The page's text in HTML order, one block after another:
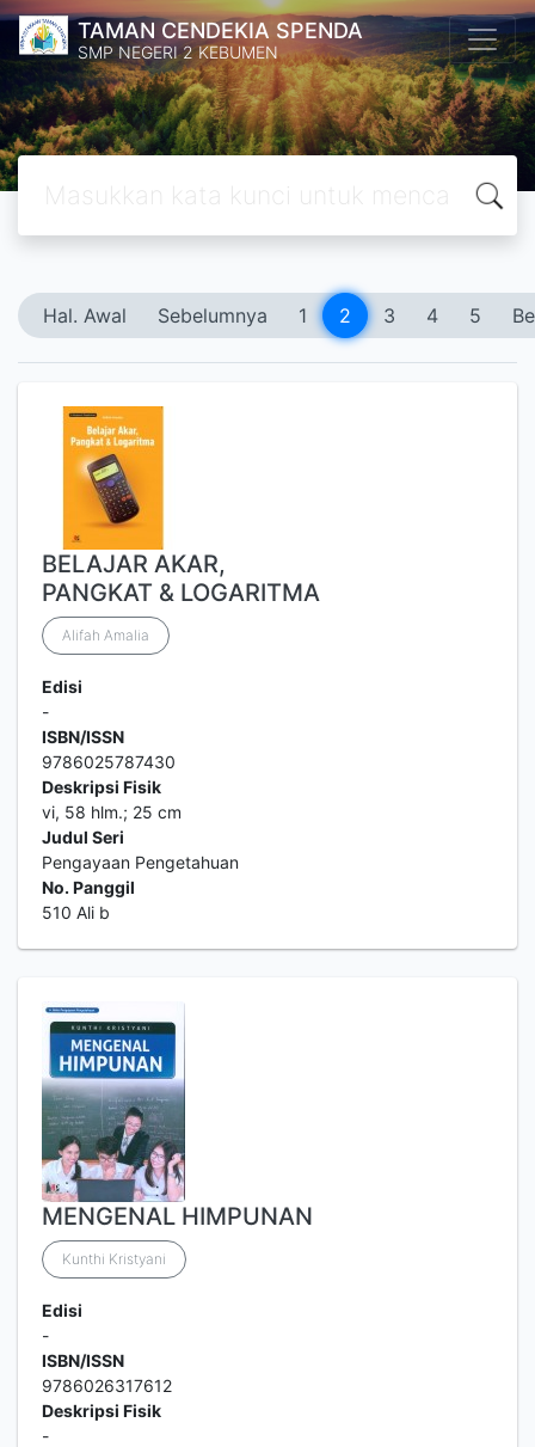
TAMAN CENDEKIA SPENDA
SMP NEGERI 2 KEBUMEN
Hal. Awal Sebelumnya 1 2 3 4 5
BELAJAR AKAR,
PANGKAT & LOGARITMA
Alifah Amalia
Edisi
-
ISBN/ISSN
9786025787430
Deskripsi Fisik
vi, 58 hlm.; 25 cm
Judul Seri
Pengayaan Pengetahuan
No. Panggil
510 Ali b
MENGENAL HIMPUNAN
Kunthi Kristyani
Edisi
-
ISBN/ISSN
9786026317612
Deskripsi Fisik
-